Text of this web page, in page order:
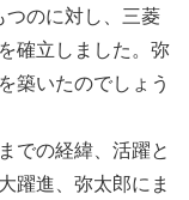
つのに対し、三菱
確立しました。弥
築いたのでしょう
での経緯、活躍と
躍進、弥太郎にま